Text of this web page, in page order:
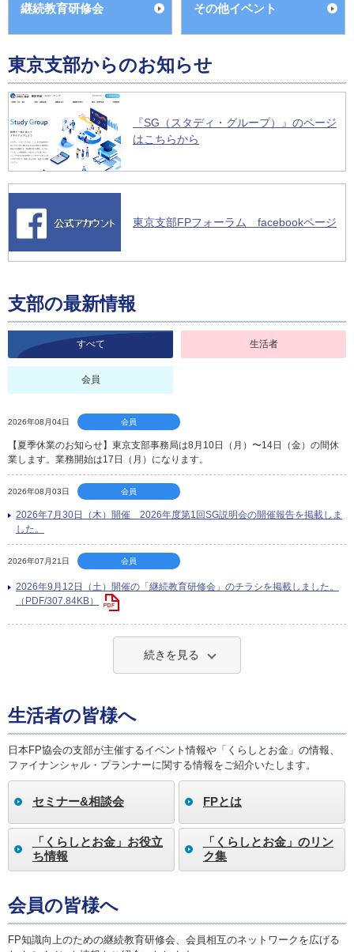
継続教育研修会 その他イベント
東京支部からのお知らせ
『SG（スタディ・グループ）』のページ
はこちらから
東京支部FPフォーラム facebookページ
支部の最新情報
すべて 生活者
会員
2026年08月04日 会員
【夏季休業のお知らせ】東京支部事務局は8月10日（月）〜14日（金）の間休
業します。業務開始は17日（月）になります。
2026年08月03日 会員
2026年7月30日（木）開催 2026年度第1回SG説明会の開催報告を掲載しま
した。
2026年07月21日 会員
2026年9月12日（土）開催の「継続教育研修会」のチラシを掲載しました。
（PDF/307.84KB）
続きを見る
生活者の皆様へ
日本FP協会の支部が主催するイベント情報や「くらしとお金」の情報、
ファイナンシャル・プランナーに関する情報をご紹介いたします。
セミナー&相談会 FPとは
「くらしとお金」お役立
ち情報
「くらしとお金」のリン
ク集
会員の皆様へ
FP知識向上のための継続教育研修会、会員相互のネットワークを広げる